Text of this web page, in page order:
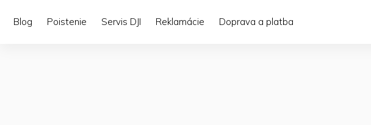
Blog Poistenie Servis DJI Reklamácie Doprava a platba